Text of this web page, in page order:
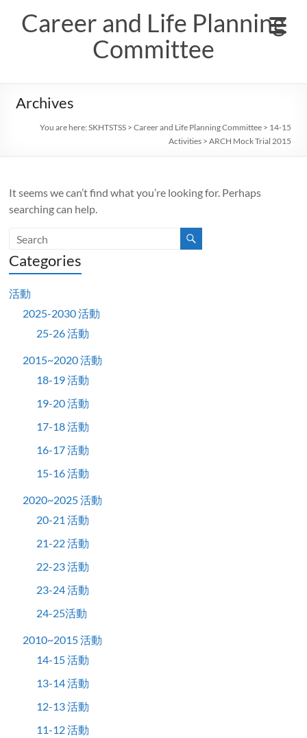
contentCareer and Life Planning
Committee
Archives
You are here:SKHTSTSS >Career and Life Planning Committee > 14-15
Activities >ARCH Mock Trial 2015
It seems we can’t find what you’re looking for. Perhaps
searching can help.
Categories
活動
2025-2030 活動
25-26 活動
2015~2020 活動
18-19 活動
19-20 活動
17-18 活動
16-17 活動
15-16 活動
2020~2025 活動
20-21 活動
21-22 活動
22-23 活動
23-24 活動
24-25活動
2010~2015 活動
14-15 活動
13-14 活動
12-13 活動
11-12 活動